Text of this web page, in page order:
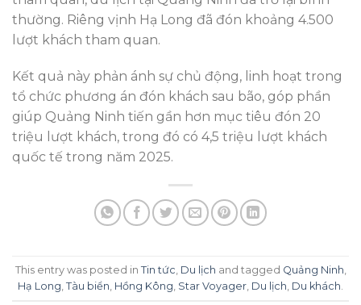
thường. Riêng vịnh Hạ Long đã đón khoảng 4.500
lượt khách tham quan.
Kết quả này phản ánh sự chủ động, linh hoạt trong
tổ chức phương án đón khách sau bão, góp phần
giúp Quảng Ninh tiến gần hơn mục tiêu đón 20
triệu lượt khách, trong đó có 4,5 triệu lượt khách
quốc tế trong năm 2025.
This entry was posted in Tin tức Du lịch and tagged Quảng Ninh
Hạ Long Tàu biển Hồng Kông Star Voyager Du lịch Du khách